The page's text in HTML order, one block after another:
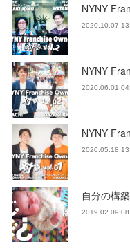
NYNY
2020.10.07
NYNY
2020.06.01
NYNY
2020.05.18
自分の構
2019.02.09